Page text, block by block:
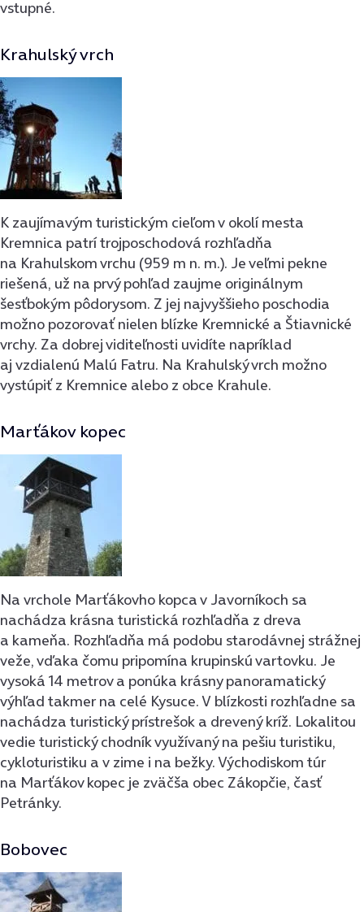
vstupné.
Krahulský vrch
K zaujímavým turistickým cieľom v okolí mesta
Kremnica patrí trojposchodová rozhľadňa
na Krahulskom vrchu (959 m n. m.). Je veľmi pekne
riešená, už na prvý pohľad zaujme originálnym
šesťbokým pôdorysom. Z jej najvyššieho poschodia
možno pozorovať nielen blízke Kremnické a Štiavnické
vrchy. Za dobrej viditeľnosti uvidíte napríklad
aj vzdialenú Malú Fatru. Na Krahulský vrch možno
vystúpiť z Kremnice alebo z obce Krahule.
Marťákov kopec
Na vrchole Marťákovho kopca v Javorníkoch sa
nachádza krásna turistická rozhľadňa z dreva
a kameňa. Rozhľadňa má podobu starodávnej strážnej
veže, vďaka čomu pripomína krupinskú vartovku. Je
vysoká 14 metrov a ponúka krásny panoramatický
výhľad takmer na celé Kysuce. V blízkosti rozhľadne sa
nachádza turistický prístrešok a drevený kríž. Lokalitou
vedie turistický chodník využívaný na pešiu turistiku,
cykloturistiku a v zime i na bežky. Východiskom túr
na Marťákov kopec je zväčša obec Zákopčie, časť
Petránky.
Bobovec